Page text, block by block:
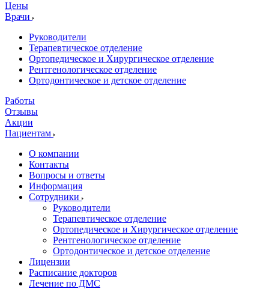
Цены
Врачи
Руководители
Терапевтическое отделение
Ортопедическое и Хирургическое отделение
Рентгенологическое отделение
Ортодонтическое и детское отделение
Работы
Отзывы
Акции
Пациентам
О компании
Контакты
Вопросы и ответы
Информация
Сотрудники
Руководители
Терапевтическое отделение
Ортопедическое и Хирургическое отделение
Рентгенологическое отделение
Ортодонтическое и детское отделение
Лицензии
Расписание докторов
Лечение по ДМС